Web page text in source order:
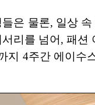
은 물론, 일상
리를 넘어, 패
4주간 에이